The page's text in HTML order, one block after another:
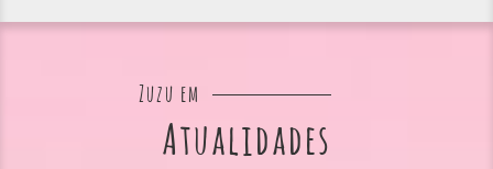
Zuzu em
Atualidades